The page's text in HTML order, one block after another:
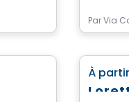
ParVia
Maison
À